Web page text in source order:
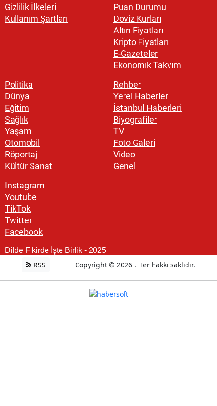
Gizlilik İlkeleri
Kullanım Şartları
Puan Durumu
Döviz Kurları
Altın Fiyatları
Kripto Fiyatları
E-Gazeteler
Ekonomik Takvim
Politika
Dünya
Eğitim
Sağlık
Yaşam
Otomobil
Röportaj
Kültür Sanat
Rehber
Yerel Haberler
İstanbul Haberleri
Biyografiler
TV
Foto Galeri
Video
Genel
Instagram
Youtube
TikTok
Twitter
Facebook
Dilde Fikirde İşte Birlik - 2025
RSS Copyright © 2026 . Her hakkı saklıdır.